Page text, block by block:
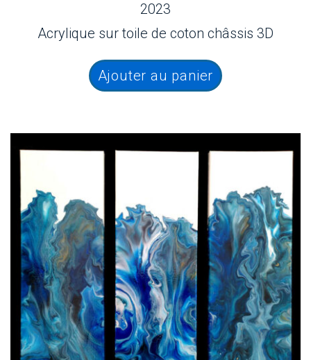
2023
Acrylique sur toile de coton châssis 3D
Ajouter au panier